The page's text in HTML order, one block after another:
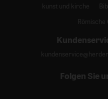
kunst und kirche
Folgen Sie